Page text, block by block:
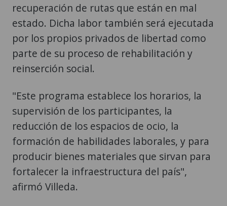
recuperación de rutas que están en mal
estado. Dicha labor también será ejecutada
por los propios privados de libertad como
parte de su proceso de rehabilitación y
reinserción social.
"Este programa establece los horarios, la
supervisión de los participantes, la
reducción de los espacios de ocio, la
formación de habilidades laborales, y para
producir bienes materiales que sirvan para
fortalecer la infraestructura del país",
afirmó Villeda.